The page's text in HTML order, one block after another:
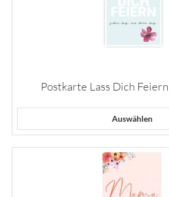
Postkarte Lass Dich
Auswählen